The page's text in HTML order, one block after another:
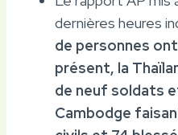
dernières heures
de personnes
présent, la
de neuf soldats
Cambodge